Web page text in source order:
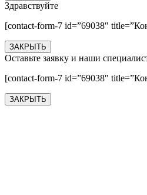
Здравствуйте
[contact-form-7 id=”69038″
ЗАКРЫТЬ
Оставьте заявку и наши
[contact-form-7 id=”69038″
ЗАКРЫТЬ